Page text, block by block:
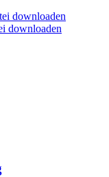
downloaden
downloaden